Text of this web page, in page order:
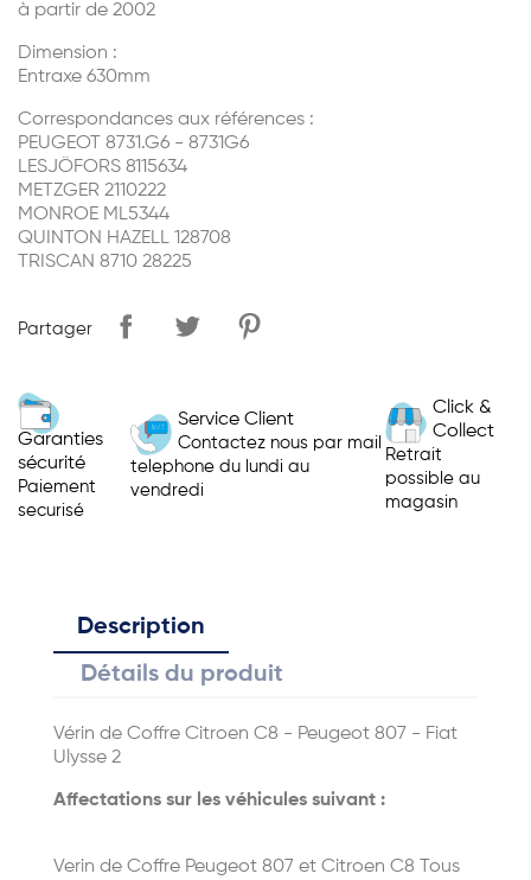
à partir de 2002
Dimension :
Entraxe 630mm
Correspondances aux références :
PEUGEOT 8731.G6 - 8731G6
LESJÖFORS 8115634
METZGER 2110222
MONROE ML5344
QUINTON HAZELL 128708
TRISCAN 8710 28225
Partager
Garanties
sécurité
Paiement
securisé
Service Client
Contactez nous par mail
telephone du lundi au
vendredi
Click &
Collect
Retrait
possible au
magasin
Description
Détails du produit
Vérin de Coffre Citroen C8 - Peugeot 807 - Fiat
Ulysse 2
Affectations sur les véhicules suivant :
Verin de Coffre Peugeot 807 et Citroen C8 Tous